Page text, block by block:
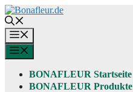
Zum
Inhalt
springen
BONAFLEUR Startseite
BONAFLEUR Produkte